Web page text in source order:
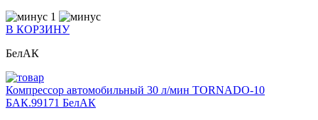
1
В КОРЗИНУ
БелАК
Компрессор автомобильный 30 л/мин TORNADO-10
БАК.99171 БелАК